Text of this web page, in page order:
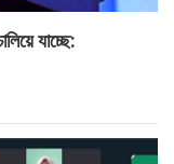
যাচ্ছে: